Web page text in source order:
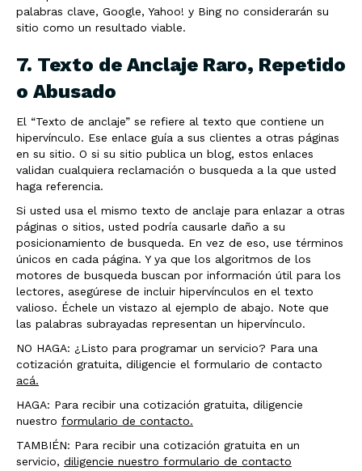
palabras clave, Google, Yahoo! y Bing no considerarán su
sitio como un resultado viable.
7. Texto de Anclaje Raro, Repetido
o Abusado
El “Texto de anclaje” se refiere al texto que contiene un
hipervínculo. Ese enlace guía a sus clientes a otras páginas
en su sitio. O si su sitio publica un blog, estos enlaces
validan cualquiera reclamación o busqueda a la que usted
haga referencia.
Si usted usa el mismo texto de anclaje para enlazar a otras
páginas o sitios, usted podría causarle daño a su
posicionamiento de busqueda. En vez de eso, use términos
únicos en cada página. Y ya que los algoritmos de los
motores de busqueda buscan por información útil para los
lectores, asegúrese de incluir hipervínculos en el texto
valioso. Échele un vistazo al ejemplo de abajo. Note que
las palabras subrayadas representan un hipervínculo.
NO HAGA: ¿Listo para programar un servicio? Para una
cotización gratuita, diligencie el formulario de contacto
acá.
HAGA: Para recibir una cotización gratuita, diligencie
nuestro formulario de contacto.
TAMBIÉN: Para recibir una cotización gratuita en un
servicio, diligencie nuestro formulario de contacto